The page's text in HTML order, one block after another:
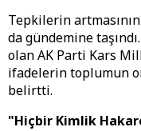
Tepkilerin
da gündemine
olan AK Parti Kars
ifadelerin toplumun
belirtti.
"Hiçbir Kimlik